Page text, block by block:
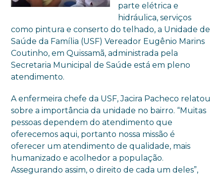
parte elétrica e
hidráulica, serviços
como pintura e conserto do telhado, a Unidade de
Saúde da Família (USF) Vereador Eugênio Marins
Coutinho, em Quissamã, administrada pela
Secretaria Municipal de Saúde está em pleno
atendimento.
A enfermeira chefe da USF, Jacira Pacheco relatou
sobre a importância da unidade no bairro. “Muitas
pessoas dependem do atendimento que
oferecemos aqui, portanto nossa missão é
oferecer um atendimento de qualidade, mais
humanizado e acolhedor a população.
Assegurando assim, o direito de cada um deles”,